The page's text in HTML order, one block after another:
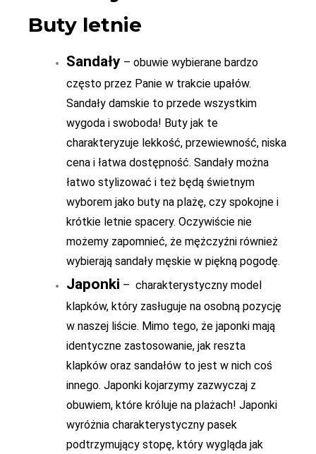
Buty letnie
Sandały – obuwie wybierane bardzo
często przez Panie w trakcie upałów.
Sandały damskie to przede wszystkim
wygoda i swoboda! Buty jak te
charakteryzuje lekkość, przewiewność, niska
cena i łatwa dostępność. Sandały można
łatwo stylizować i też będą świetnym
wyborem jako buty na plażę, czy spokojne i
krótkie letnie spacery. Oczywiście nie
możemy zapomnieć, że mężczyźni również
wybierają sandały męskie w piękną pogodę.
Japonki – charakterystyczny model
klapków, który zasługuje na osobną pozycję
w naszej liście. Mimo tego, że japonki mają
identyczne zastosowanie, jak reszta
klapków oraz sandałów to jest w nich coś
innego. Japonki kojarzymy zazwyczaj z
obuwiem, które króluje na plażach! Japonki
wyróżnia charakterystyczny pasek
podtrzymujący stopę, który wygląda jak